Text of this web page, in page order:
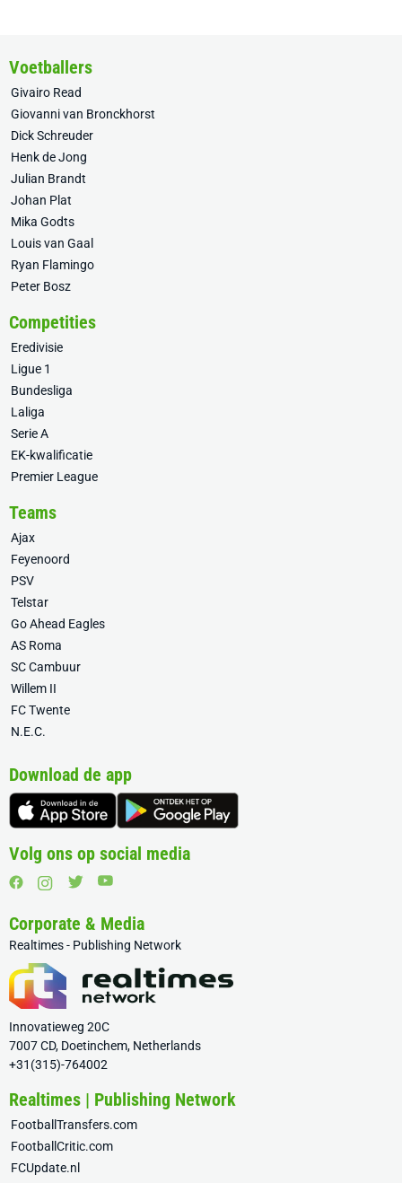
Voetballers
Givairo Read
Giovanni van Bronckhorst
Dick Schreuder
Henk de Jong
Julian Brandt
Johan Plat
Mika Godts
Louis van Gaal
Ryan Flamingo
Peter Bosz
Competities
Eredivisie
Ligue 1
Bundesliga
Laliga
Serie A
EK-kwalificatie
Premier League
Teams
Ajax
Feyenoord
PSV
Telstar
Go Ahead Eagles
AS Roma
SC Cambuur
Willem II
FC Twente
N.E.C.
Download de app
Volg ons op social media
Corporate & Media
Realtimes - Publishing Network
Innovatieweg 20C
7007 CD, Doetinchem, Netherlands
+31(315)-764002
Realtimes | Publishing Network
FootballTransfers.com
FootballCritic.com
FCUpdate.nl